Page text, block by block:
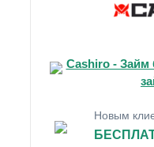
Cashiro -
Новым